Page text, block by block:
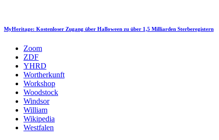
MyHeritage: Kostenloser Zugang über Halloween zu über 1,5 Milliarden Sterberegistern
Zoom
ZDF
YHRD
Wortherkunft
Workshop
Woodstock
Windsor
William
Wikipedia
Westfalen